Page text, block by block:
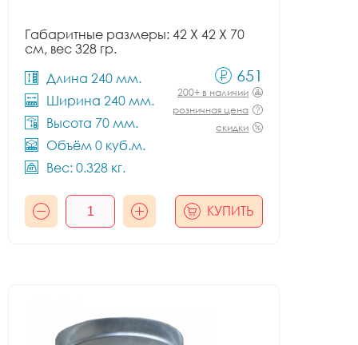
Габаритные размеры: 42 X 42 X 70
см, вес 328 гр.
Длина 240 мм.
Ширина 240 мм.
Высота 70 мм.
Объём 0 куб.м.
Вес: 0.328 кг.
651
200+ в наличии
розничная цена
скидки
КУПИТЬ